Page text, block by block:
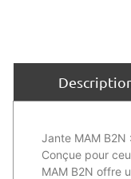
Jante MAM B2N
Conçue pour
MAM B2N offre